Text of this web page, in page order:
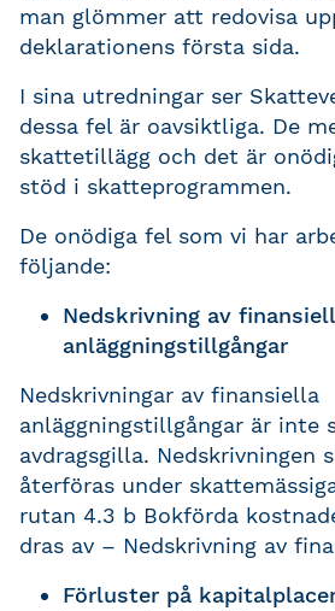
man glömmer att redovisa
deklarationens första sida.
I sina utredningar ser
dessa fel är oavsiktliga. De
skattetillägg och det är
stöd i skatteprogrammen.
De onödiga fel som vi har
följande:
Nedskrivning av
anläggningstillgångar
Nedskrivningar av finansiella
anläggningstillgångar är inte
avdragsgilla. Nedskrivningen
återföras under
rutan 4.3 b Bokförda
dras av – Nedskrivning av
Förluster på